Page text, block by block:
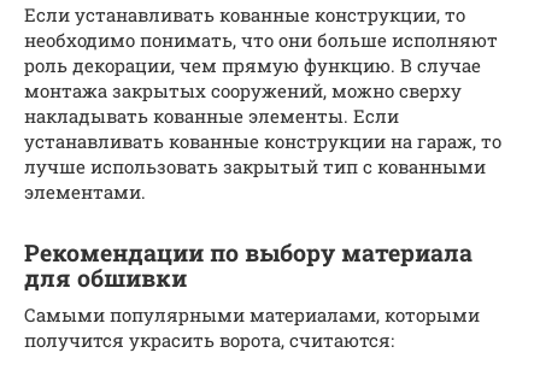
Если устанавливать кованные конструкции, то
необходимо понимать, что они больше исполняют
роль декорации, чем прямую функцию. В случае
монтажа закрытых сооружений, можно сверху
накладывать кованные элементы. Если
устанавливать кованные конструкции на гараж, то
лучше использовать закрытый тип с кованными
элементами.
Рекомендации по выбору материала
для обшивки
Самыми популярными материалами, которыми
получится украсить ворота, считаются: